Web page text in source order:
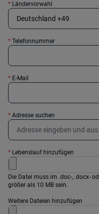
* Ländervorwahl
* Telefonnummer
* E-Mail
* Adresse suchen
* Lebenslauf hinzufügen
Die Datei muss im .doc-, .docx-
größer als 10 MB sein.
Weitere Dateien hinzufügen